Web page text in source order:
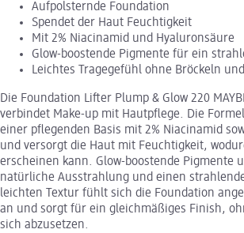
Aufpolsternde Foundation
Spendet der Haut Feuchtigkeit
Mit 2% Niacinamid und Hyaluronsäure
Glow-boostende Pigmente für ein
Leichtes Tragegefühl ohne Bröckeln
Die Foundation Lifter Plump & Glow 220
verbindet Make-up mit Hautpflege. Die
einer pflegenden Basis mit 2% Niacinamid
und versorgt die Haut mit Feuchtigkeit,
erscheinen kann. Glow-boostende Pigmente
natürliche Ausstrahlung und einen
leichten Textur fühlt sich die Foundation
an und sorgt für ein gleichmäßiges Finish,
sich abzusetzen.